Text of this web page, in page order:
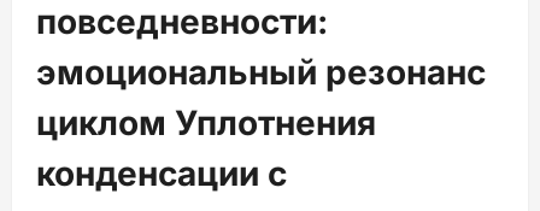
повседневности:
эмоциональный резонанс
циклом Уплотнения
конденсации с